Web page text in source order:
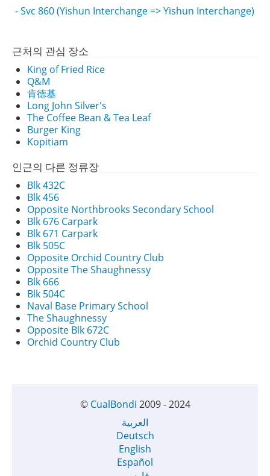
- Svc 860 (Yishun Interchange => Yishun Interchange)
근처의 관심 장소
King of Fried Rice
Q&M
肯德基
Long John Silver's
The Coffee Bean & Tea Leaf
Burger King
Kopitiam
인근의 다른 정류장
Blk 432C
Blk 456
Opposite Northbrooks Secondary School
Blk 676 Carpark
Blk 671 Carpark
Blk 505C
Opposite Orchid Country Club
Opposite The Shaughnessy
Blk 666
Blk 504C
Naval Base Primary School
The Shaughnessy
Opposite Blk 672C
Orchid Country Club
© CualBondi 2009 - 2024
العربية
Deutsch
English
Español